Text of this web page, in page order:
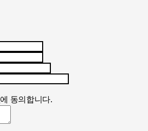
에 동의합니다.